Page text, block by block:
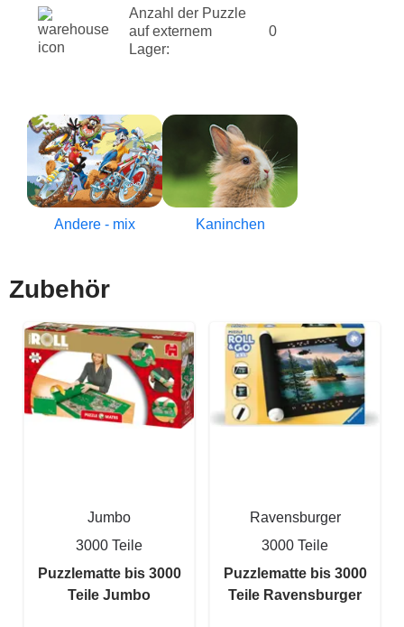
Anzahl der Puzzle
auf externem
Lager:
0
Andere - mix Kaninchen
Zubehör
Jumbo
3000 Teile
Puzzlematte bis 3000
Teile Jumbo
Ravensburger
3000 Teile
Puzzlematte bis 3000
Teile Ravensburger